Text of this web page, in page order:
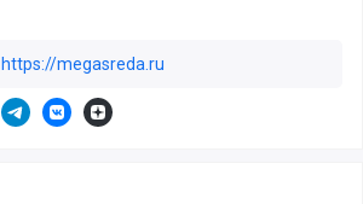
https://megasreda.ru
https://t.me/megasredabuh
https://vk.com/megasredabuh
https://zen.yandex.ru/megasreda